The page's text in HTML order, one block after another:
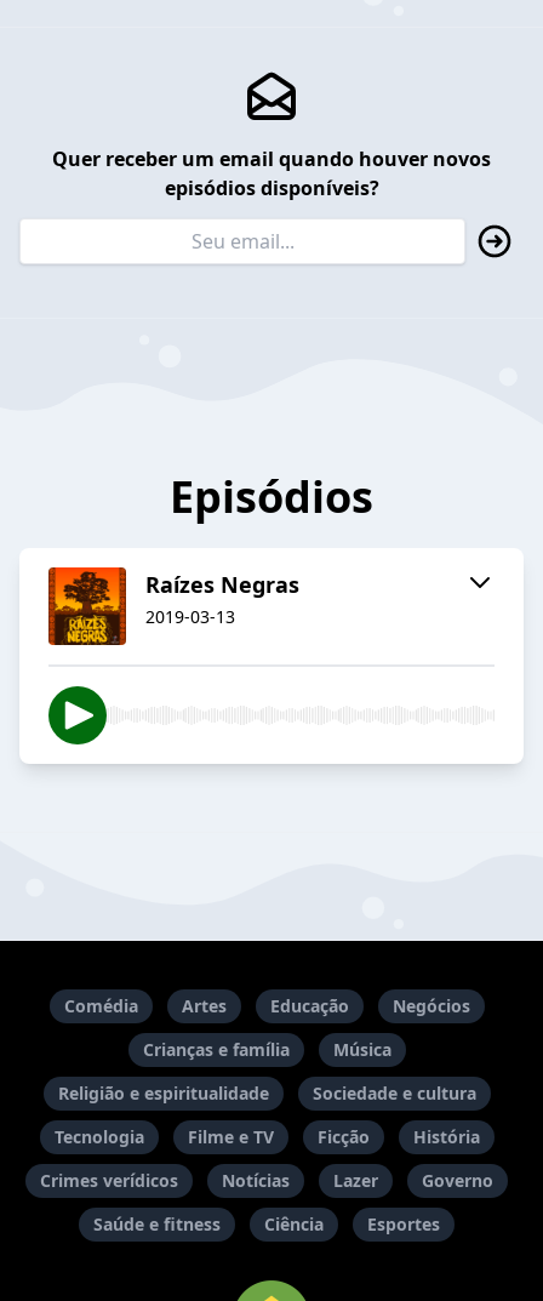
Quer receber um email quando houver novos
episódios disponíveis?
Episódios
Raízes Negras
2019-03-13
Comédia Artes Educação
Negócios
Crianças e família
Música
Religião e espiritualidade
Sociedade e cultura
Tecnologia
Filme e TV Ficção
História
Crimes verídicos
Notícias Lazer
Governo
Saúde e fitness
Ciência Esportes